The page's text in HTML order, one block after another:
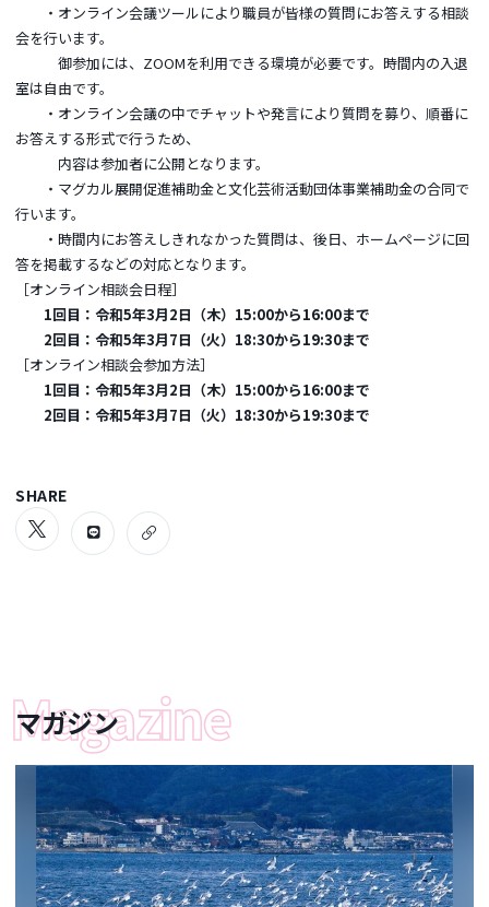
・オンライン会議ツールにより職員が皆様の質問にお答えする相談
会を行います。
御参加には、ZOOMを利用できる環境が必要です。時間内の入退
室は自由です。
・オンライン会議の中でチャットや発言により質問を募り、順番に
お答えする形式で行うため、
内容は参加者に公開となります。
・マグカル展開促進補助金と文化芸術活動団体事業補助金の合同で
行います。
・時間内にお答えしきれなかった質問は、後日、ホームページに回
答を掲載するなどの対応となります。
［オンライン相談会日程］
1回目：令和5年3月2日（木）15:00から16:00まで
2回目：令和5年3月7日（火）18:30から19:30まで
［オンライン相談会参加方法］
1回目：令和5年3月2日（木）15:00から16:00まで
2回目：令和5年3月7日（火）18:30から19:30まで
SHARE
マガジン